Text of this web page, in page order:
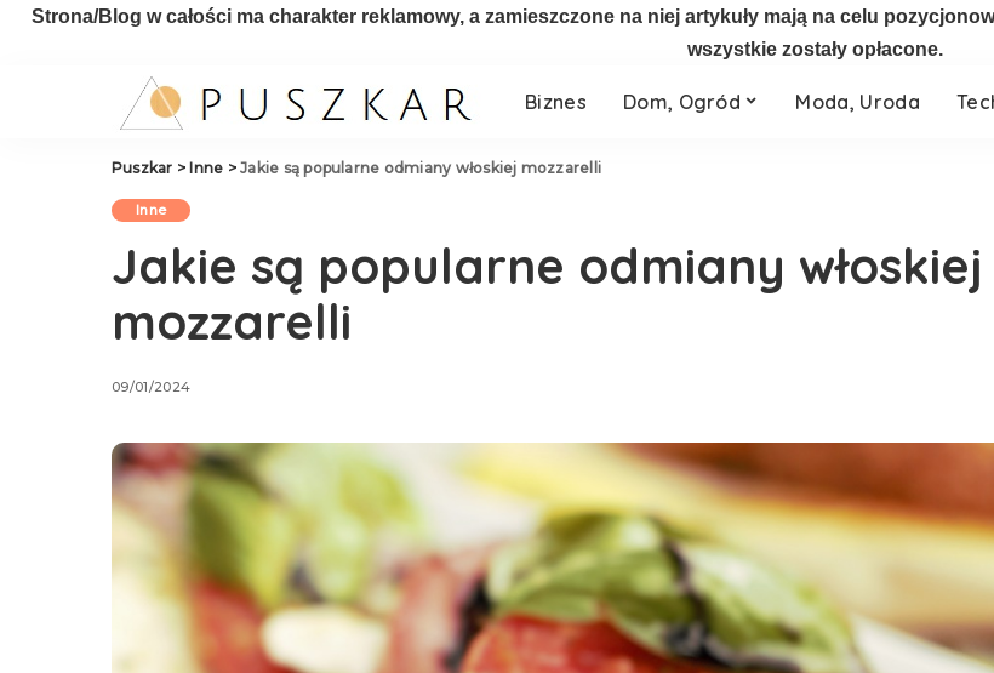
Strona/Blog w całości ma charakter reklamowy, a zamieszczone na niej artykuły mają na celu
wszystkie zostały opłacone.
Biznes Dom, Ogród Moda, Uroda
Puszkar > Inne >Jakie są popularne odmiany włoskiej mozzarelli
Inne
Jakie są popularne odmiany włoskiej
mozzarelli
09/01/2024